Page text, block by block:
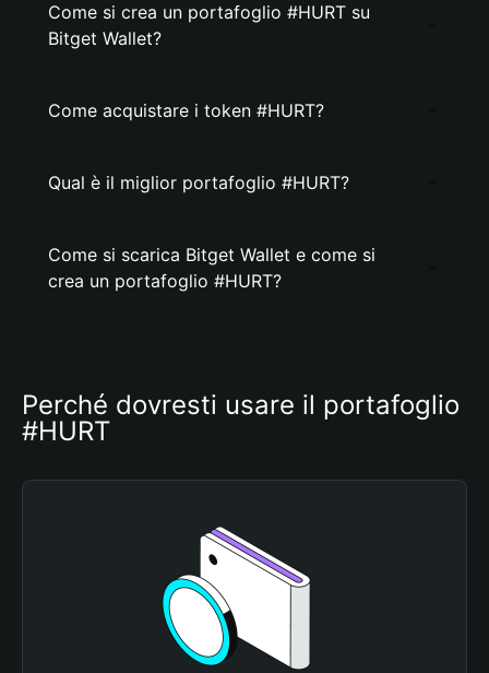
Come si crea un portafoglio #HURT su
Bitget Wallet?
Come acquistare i token #HURT?
Qual è il miglior portafoglio #HURT?
Come si scarica Bitget Wallet e come si
crea un portafoglio #HURT?
Perché dovresti usare il portafoglio
#HURT